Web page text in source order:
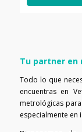
Tu partner en
Todo lo que
encuentras en
metrológicas
especialmente en